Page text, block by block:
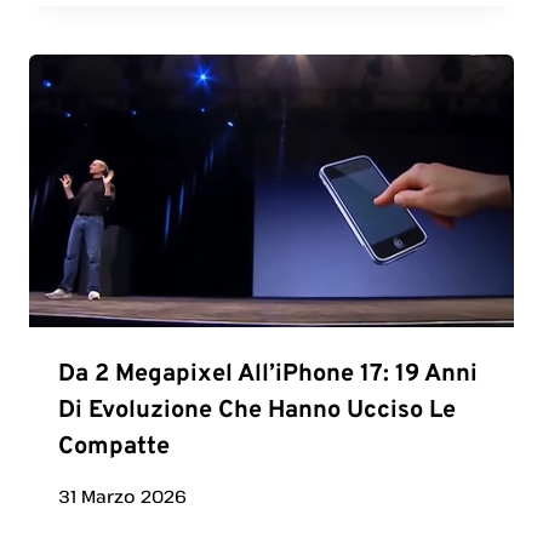
Da 2 Megapixel All’iPhone 17: 19 Anni
Di Evoluzione Che Hanno Ucciso Le
Compatte
31 Marzo 2026